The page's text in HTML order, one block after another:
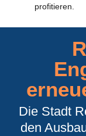
profitieren.
Die Stadt
den